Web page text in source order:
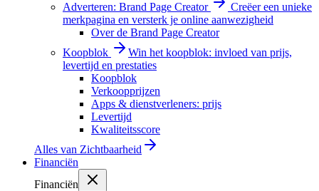
Adverteren: Brand Page Creator
Creëer een unieke
merkpagina en versterk je online aanwezigheid
Over de Brand Page Creator
Koopblok
Win het koopblok: invloed van prijs,
levertijd en prestaties
Koopblok
Verkoopprijzen
Apps & dienstverleners: prijs
Levertijd
Kwaliteitsscore
Alles van Zichtbaarheid
Financiën
Financiën